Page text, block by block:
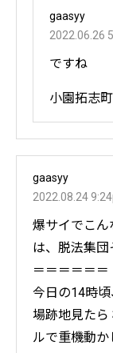
gaasyy
2022.06.26
ですね
小園拓志
gaasyy
2022.08.24
爆サイでこん
は、脱法集団
＝＝＝＝＝＝
今日の14時
場跡地見たら
ルで重機動か